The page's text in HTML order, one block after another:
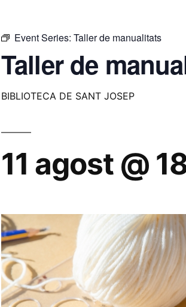
Event Series: Taller de manualitats
Taller de
BIBLIOTECA DE SANT JOSEP
11 agost @